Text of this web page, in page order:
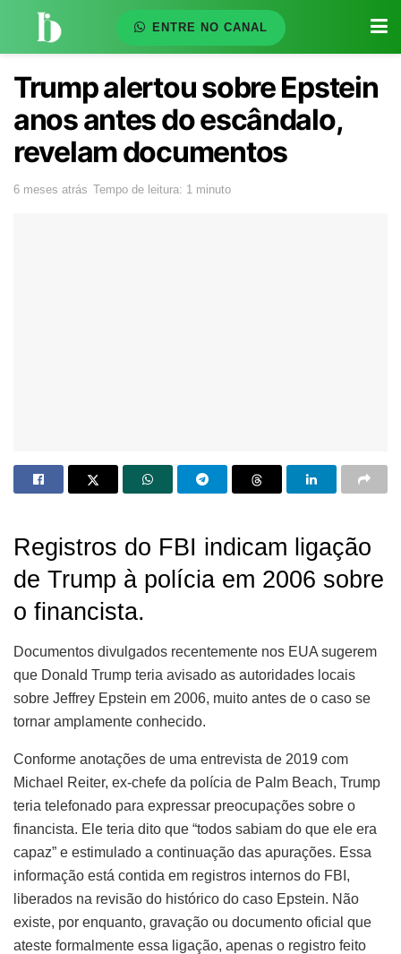
ENTRE NO CANAL
Trump alertou sobre Epstein
anos antes do escândalo,
revelam documentos
6 meses atrás Tempo de leitura: 1 minuto
Registros do FBI indicam ligação
de Trump à polícia em 2006 sobre
o financista.
Documentos divulgados recentemente nos EUA sugerem
que Donald Trump teria avisado as autoridades locais
sobre Jeffrey Epstein em 2006, muito antes de o caso se
tornar amplamente conhecido.
Conforme anotações de uma entrevista de 2019 com
Michael Reiter, ex-chefe da polícia de Palm Beach, Trump
teria telefonado para expressar preocupações sobre o
financista. Ele teria dito que “todos sabiam do que ele era
capaz” e estimulado a continuação das apurações. Essa
informação está contida em registros internos do FBI,
liberados na revisão do histórico do caso Epstein. Não
existe, por enquanto, gravação ou documento oficial que
ateste formalmente essa ligação, apenas o registro feito